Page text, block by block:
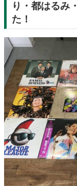
り・都はるみ
た！